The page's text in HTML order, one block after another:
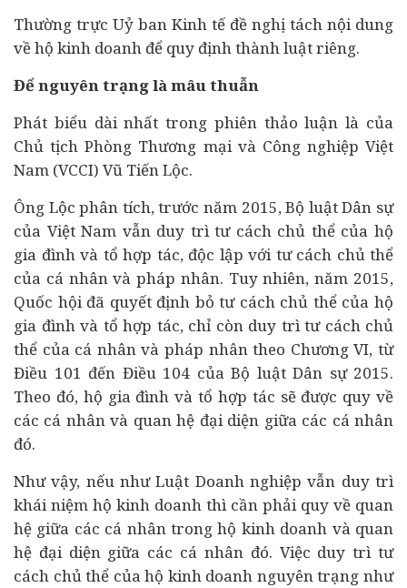
Thường trực Uỷ ban Kinh tế đề nghị tách nội dung
về hộ kinh doanh để quy định thành luật riêng.
Để nguyên trạng là mâu thuẫn
Phát biểu dài nhất trong phiên thảo luận là của
Chủ tịch Phòng Thương mại và Công nghiệp Việt
Nam (VCCI) Vũ Tiến Lộc.
Ông Lộc phân tích, trước năm 2015, Bộ luật Dân sự
của Việt Nam vẫn duy trì tư cách chủ thể của hộ
gia đình và tổ hợp tác, độc lập với tư cách chủ thể
của cá nhân và pháp nhân. Tuy nhiên, năm 2015,
Quốc hội đã quyết định bỏ tư cách chủ thể của hộ
gia đình và tổ hợp tác, chỉ còn duy trì tư cách chủ
thể của cá nhân và pháp nhân theo Chương VI, từ
Điều 101 đến Điều 104 của Bộ luật Dân sự 2015.
Theo đó, hộ gia đình và tổ hợp tác sẽ được quy về
các cá nhân và quan hệ đại diện giữa các cá nhân
đó.
Như vậy, nếu như Luật Doanh nghiệp vẫn duy trì
khái niệm hộ kinh doanh thì cần phải quy về quan
hệ giữa các cá nhân trong hộ kinh doanh và quan
hệ đại diện giữa các cá nhân đó. Việc duy trì tư
cách chủ thể của hộ kinh doanh nguyên trạng như